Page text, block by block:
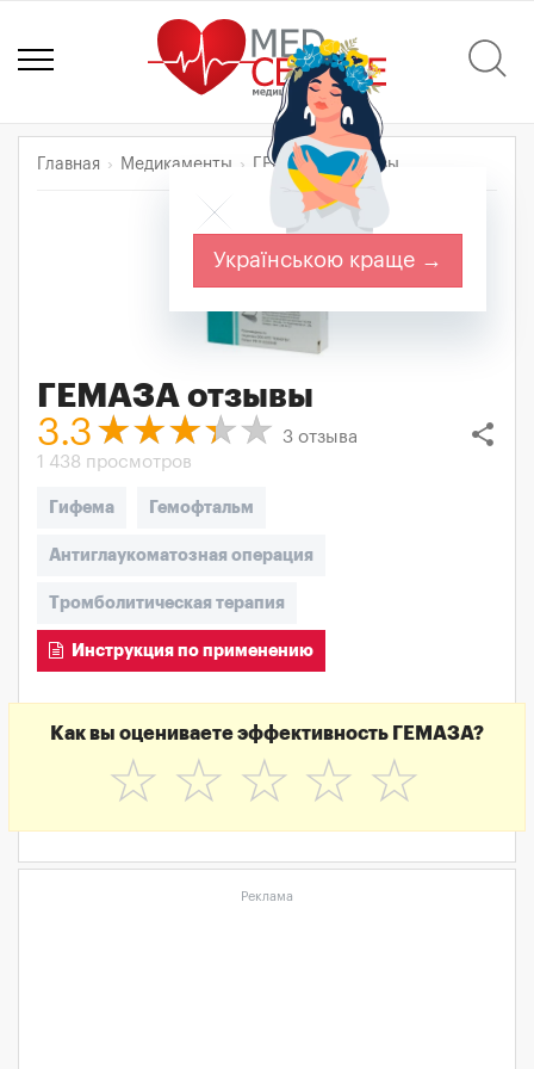
Главная Медикаменты ГЕМАЗА Отзывы
ГЕМАЗА отзывы
share
3.3 3 отзыва
1 438 просмотров
Гифема Гемофтальм
Антиглаукоматозная операция
Тромболитическая терапия
Инструкция по применению
Как вы оцениваете эффективность ГЕМАЗА?
☆
☆
☆
☆
☆
Реклама
Українською краще →